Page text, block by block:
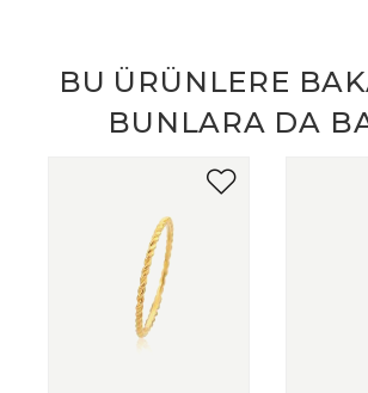
BU ÜRÜNLERE
BUNLARA DA